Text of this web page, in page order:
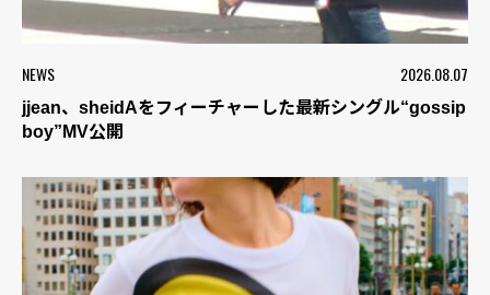
NEWS 2026.08.07
jjean、sheidAをフィーチャーした最新シングル“gossip
boy”MV公開